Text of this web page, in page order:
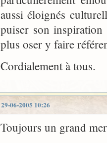
aussi éloignés
puiser son inspiration
plus oser y faire
Cordialement à tous.
29-06-2005 10:26
Toujours un grand